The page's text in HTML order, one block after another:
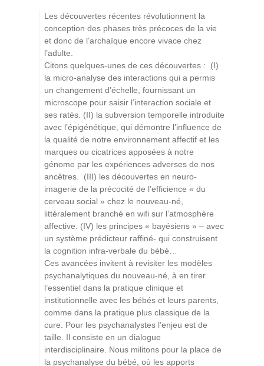
Les découvertes récentes révolutionnent la
conception des phases très précoces de la vie
et donc de l’archaïque encore vivace chez
l’adulte.
Citons quelques-unes de ces découvertes : (I)
la micro-analyse des interactions qui a permis
un changement d’échelle, fournissant un
microscope pour saisir l’interaction sociale et
ses ratés. (II) la subversion temporelle introduite
avec l’épigénétique, qui démontre l’influence de
la qualité de notre environnement affectif et les
marques ou cicatrices apposées à notre
génome par les expériences adverses de nos
ancêtres. (III) les découvertes en neuro-
imagerie de la précocité de l’efficience « du
cerveau social » chez le nouveau-né,
littéralement branché en wifi sur l’atmosphère
affective. (IV) les principes « bayésiens » – avec
un système prédicteur raffiné- qui construisent
la cognition infra-verbale du bébé…
Ces avancées invitent à revisiter les modèles
psychanalytiques du nouveau-né, à en tirer
l’essentiel dans la pratique clinique et
institutionnelle avec les bébés et leurs parents,
comme dans la pratique plus classique de la
cure. Pour les psychanalystes l’enjeu est de
taille. Il consiste en un dialogue
interdisciplinaire. Nous militons pour la place de
la psychanalyse du bébé, où les apports